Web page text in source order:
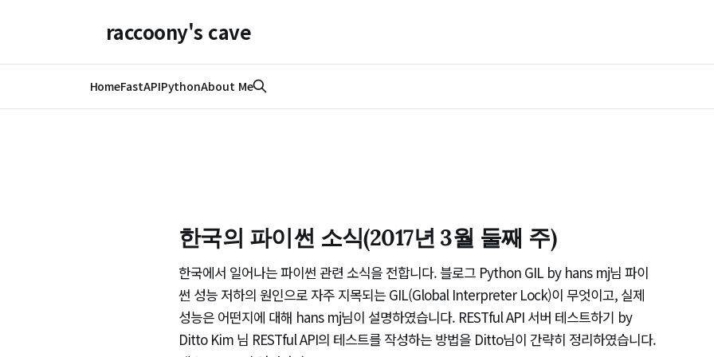
raccoony's cave
HomeFastAPIPythonAbout Me
한국의 파이썬 소식(2017년 3월 둘째 주)
한국에서 일어나는 파이썬 관련 소식을 전합니다. 블로그 Python GIL by hans mj님 파이
썬 성능 저하의 원인으로 자주 지목되는 GIL(Global Interpreter Lock)이 무엇이고, 실제
성능은 어떤지에 대해 hans mj님이 설명하였습니다. RESTful API 서버 테스트하기 by
Ditto Kim 님 RESTful API의 테스트를 작성하는 방법을 Ditto님이 간략히 정리하였습니다.